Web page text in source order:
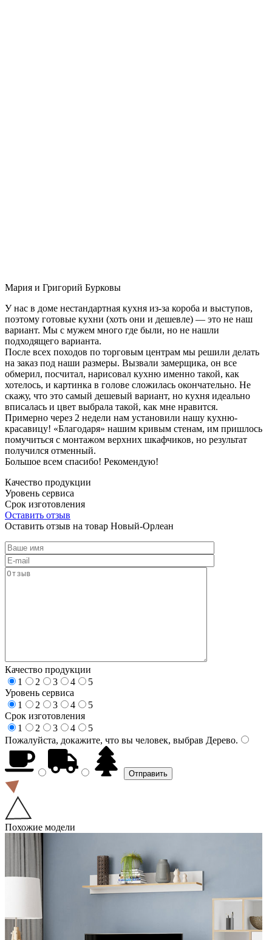
Мария и Григорий Бурковы
У нас в доме нестандартная кухня из-за короба и выступов,
поэтому готовые кухни (хоть они и дешевле) — это не наш
вариант. Мы с мужем много где были, но не нашли
подходящего варианта.
После всех походов по торговым центрам мы решили делать
на заказ под наши размеры. Вызвали замерщика, он все
обмерил, посчитал, нарисовал кухню именно такой, как
хотелось, и картинка в голове сложилась окончательно. Не
скажу, что это самый дешевый вариант, но кухня идеально
вписалась и цвет выбрала такой, как мне нравится.
Примерно через 2 недели нам установили нашу кухню-
красавицу! «Благодаря» нашим кривым стенам, им пришлось
помучиться с монтажом верхних шкафчиков, но результат
получился отменный.
Большое всем спасибо! Рекомендую!
Качество продукции
Уровень сервиса
Срок изготовления
Оставить отзыв
Оставить отзыв на товар Новый-Орлеан
Качество продукции
1
2 3 4
5
Уровень сервиса
1
2 3 4
5
Срок изготовления
1
2 3 4
5
Пожалуйста, докажите, что вы человек, выбрав Дерево.
Похожие модели